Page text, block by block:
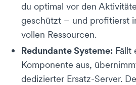
du optimal vor den
geschützt – und profitierst
vollen Ressourcen.
Redundante Systeme: Fällt
Komponente aus,
dedizierter Ersatz-Server.